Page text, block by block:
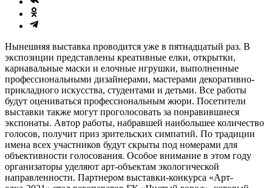
Нынешняя выставка проводится уже в пятнадцатый раз. В
экспозиции представлены креативные елки, открытки,
карнавальные маски и елочные игрушки, выполненные
профессиональными дизайнерами, мастерами декоративно-
прикладного искусства, студентами и детьми. Все работы
будут оцениваться профессиональным жюри. Посетители
выставки также могут проголосовать за понравившиеся
экспонаты. Автор работы, набравшей наибольшее количество
голосов, получит приз зрительских симпатий. По традиции
имена всех участников будут скрыты под номерами для
объективности голосования. Особое внимание в этом году
организаторы уделяют арт-объектам экологической
направленности. Партнером выставки-конкурса «Арт-